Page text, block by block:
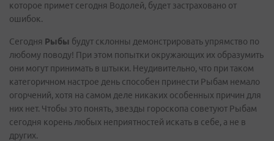
которое примет сегодня Водолей, будет застраховано от
ошибок.
Сегодня Рыбы будут склонны демонстрировать упрямство по
любому поводу! При этом попытки окружающих их образумить
они могут принимать в штыки. Неудивительно, что при таком
категоричном настрое день способен принести Рыбам немало
огорчений, хотя на самом деле никаких особенных причин для
них нет. Чтобы это понять, звезды гороскопа советуют Рыбам
сегодня корень любых неприятностей искать в себе, а не в
других.